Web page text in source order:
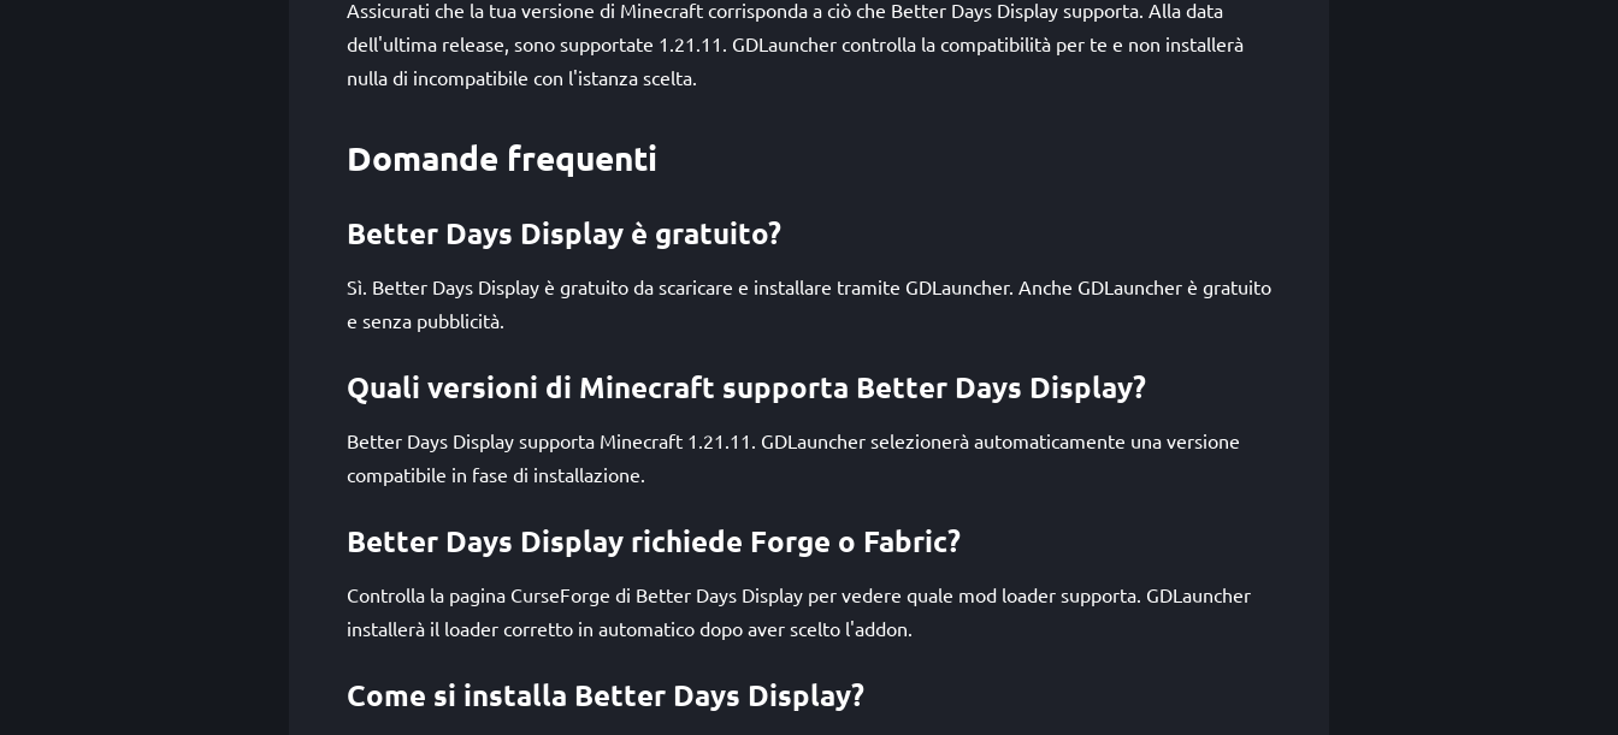
Assicurati che la tua versione di Minecraft corrisponda a ciò che Better Days Display supporta. Alla data
dell'ultima release, sono supportate 1.21.11. GDLauncher controlla la compatibilità per te e non installerà
nulla di incompatibile con l'istanza scelta.
Domande frequenti
Better Days Display è gratuito?
Sì. Better Days Display è gratuito da scaricare e installare tramite GDLauncher. Anche GDLauncher è gratuito
e senza pubblicità.
Quali versioni di Minecraft supporta Better Days Display?
Better Days Display supporta Minecraft 1.21.11. GDLauncher selezionerà automaticamente una versione
compatibile in fase di installazione.
Better Days Display richiede Forge o Fabric?
Controlla la pagina CurseForge di Better Days Display per vedere quale mod loader supporta. GDLauncher
installerà il loader corretto in automatico dopo aver scelto l'addon.
Come si installa Better Days Display?